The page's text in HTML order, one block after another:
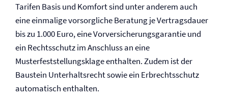
Tarifen Basis und Komfort sind unter anderem auch
eine einmalige vorsorgliche Beratung je Vertragsdauer
bis zu 1.000 Euro, eine Vor­versicherungsgarantie und
ein Rechtsschutz im Anschluss an eine
Musterfeststellungsklage enthalten. Zudem ist der
Baustein Unterhaltsrecht sowie ein Erb­rechtsschutz
automatisch enthalten.